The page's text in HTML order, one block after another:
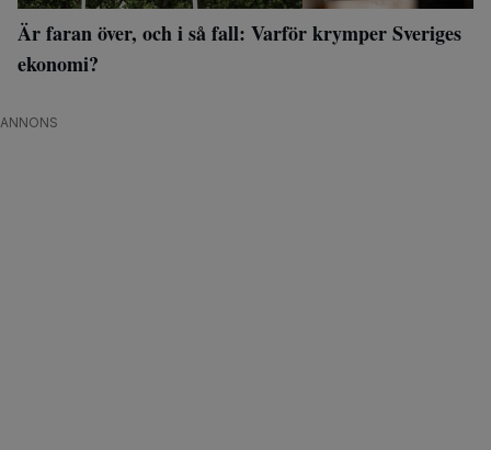
Är faran över, och i så fall: Varför krymper Sveriges
ekonomi?
ANNONS